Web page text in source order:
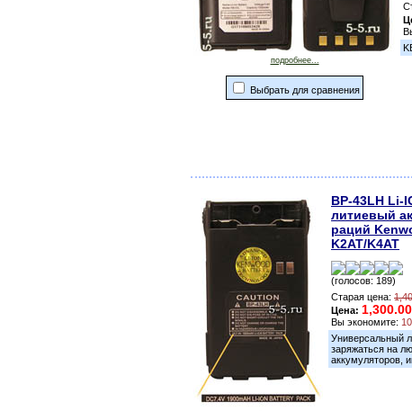
подробнее...
Выбрать для сравнения
BP-43LH Li-
литиевый
раций
K2AT/K4AT
(голосов: 189)
Старая цена:
Цена:
Вы экономите:
Универсальный
заряжаться на
аккумуляторов,